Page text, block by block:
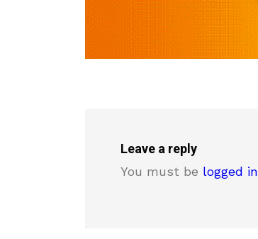
Leave a reply
You must be logged in